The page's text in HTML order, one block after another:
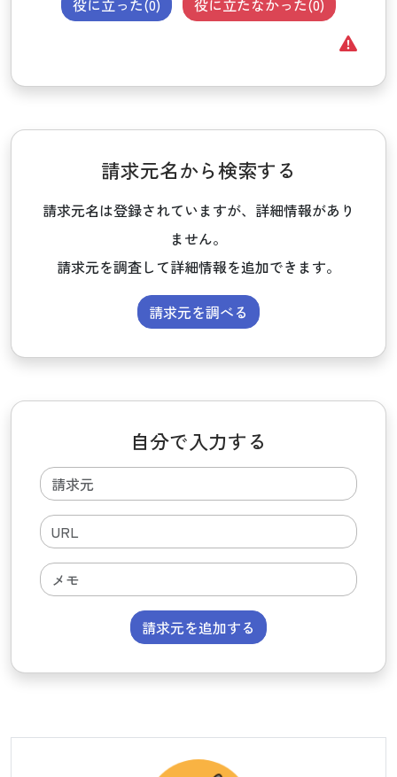
役に立った(0) 役に立たなかった(0)
請求元名から検索する
請求元名は登録されていますが、詳細情報があり
ません。
請求元を調査して詳細情報を追加できます。
請求元を調べる
自分で入力する
請求元を追加する